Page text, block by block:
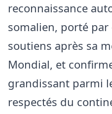
reconnaissance
somalien, porté
soutiens après sa
Mondial, et
grandissant parmi
respectés du